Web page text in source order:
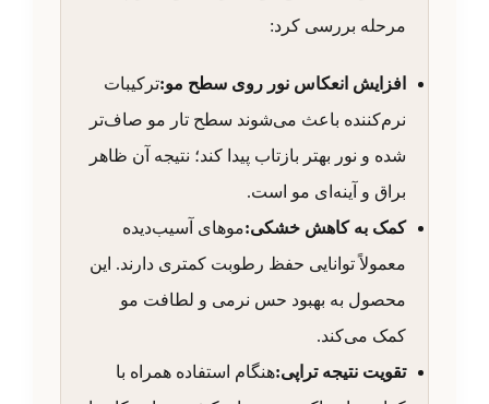
مرحله بررسی کرد:
افزایش انعکاس نور روی سطح مو:ترکیبات
نرم‌کننده باعث می‌شوند سطح تار مو صاف‌تر
شده و نور بهتر بازتاب پیدا کند؛ نتیجه آن ظاهر
براق و آینه‌ای مو است.
کمک به کاهش خشکی:موهای آسیب‌دیده
معمولاً توانایی حفظ رطوبت کمتری دارند. این
محصول به بهبود حس نرمی و لطافت مو
کمک می‌کند.
تقویت نتیجه تراپی:هنگام استفاده همراه با